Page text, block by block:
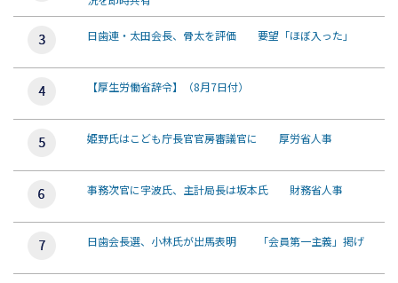
日歯連・太田会長、骨太を評価 要望「ほぼ入った」
【厚生労働省辞令】（8月7日付）
姫野氏はこども庁長官官房審議官に 厚労省人事
事務次官に宇波氏、主計局長は坂本氏 財務省人事
日歯会長選、小林氏が出馬表明 「会員第一主義」掲げ